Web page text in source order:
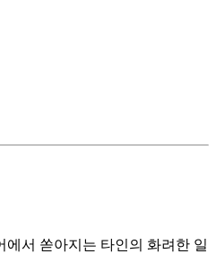
서 쏟아지는 타인의 화려한 일